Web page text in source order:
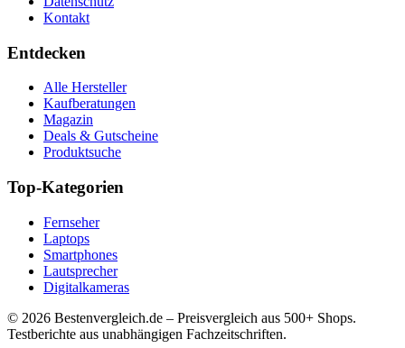
Kontakt
Entdecken
Alle Hersteller
Kaufberatungen
Magazin
Deals & Gutscheine
Produktsuche
Top-Kategorien
Fernseher
Laptops
Smartphones
Lautsprecher
Digitalkameras
© 2026 Bestenvergleich.de – Preisvergleich aus 500+ Shops.
Testberichte aus unabhängigen Fachzeitschriften.